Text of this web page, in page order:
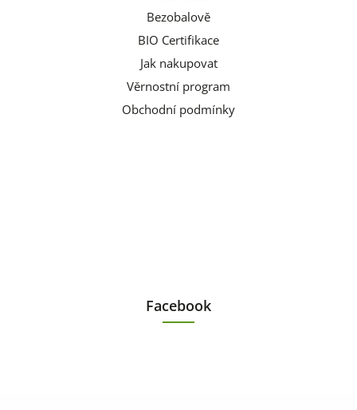
Bezobalově
BIO Certifikace
Jak nakupovat
Věrnostní program
Obchodní podmínky
Facebook